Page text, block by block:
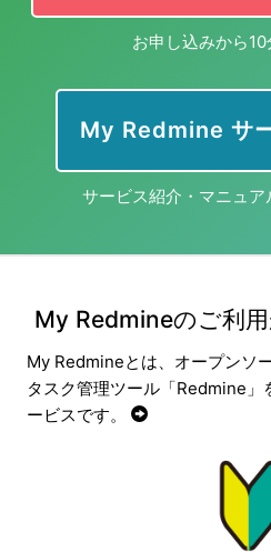
お申し込みから
My Redmine サ
サービス紹介・マニュ
My Redmineのご利
My Redmineとは、オープンソ
タスク管理ツール「Redmine」
ービスです。